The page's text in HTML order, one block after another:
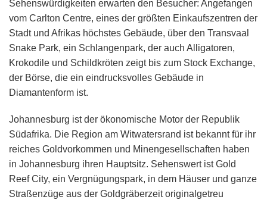
Sehenswürdigkeiten erwarten den Besucher: Angefangen
vom Carlton Centre, eines der größten Einkaufszentren der
Stadt und Afrikas höchstes Gebäude, über den Transvaal
Snake Park, ein Schlangenpark, der auch Alligatoren,
Krokodile und Schildkröten zeigt bis zum Stock Exchange,
der Börse, die ein eindrucksvolles Gebäude in
Diamantenform ist.
Johannesburg ist der ökonomische Motor der Republik
Südafrika. Die Region am Witwatersrand ist bekannt für ihr
reiches Goldvorkommen und Minengesellschaften haben
in Johannesburg ihren Hauptsitz. Sehenswert ist Gold
Reef City, ein Vergnügungspark, in dem Häuser und ganze
Straßenzüge aus der Goldgräberzeit originalgetreu